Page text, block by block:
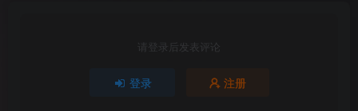
请登录后发表评论
登录 注册